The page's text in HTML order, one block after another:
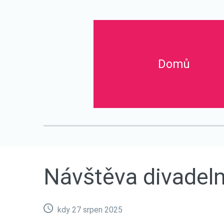
Domů
Návštěva
kdy 27 srpen 2025